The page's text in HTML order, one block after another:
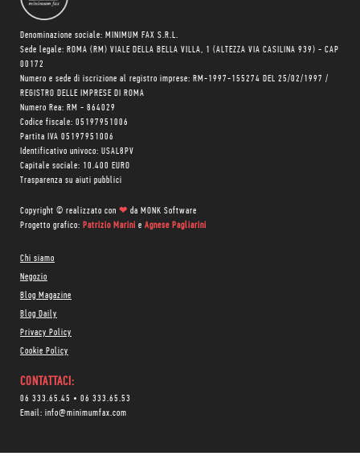
Denominazione sociale: MINIMUM FAX S.R.L.
Sede legale: ROMA (RM) VIALE DELLA BELLA VILLA, 1 (ALTEZZA VIA CASILINA 939) - CAP
00172
Numero e sede di iscrizione al registro imprese: RM-1997-155274 DEL 25/02/1997 /
REGISTRO DELLE IMPRESE DI ROMA
Numero Rea: RM - 864029
Codice fiscale: 05197951006
Partita IVA 05197951006
Identificativo univoco: USAL8PV
Capitale sociale: 10.400 EURO
Trasparenza su aiuti pubblici
Copyright © realizzato con ❤ da MONK Software
Progetto grafico: Patrizio Marini e Agnese Pagliarini
Chi siamo
Negozio
Blog Magazine
Blog Daily
Privacy Policy
Cookie Policy
CONTATTACI:
06 333.65.45 • 06 333.65.53
Email: info@minimumfax.com